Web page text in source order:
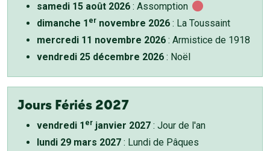
samedi 15 août 2026 : Assomption
dimanche 1 er novembre 2026 : La Toussaint
mercredi 11 novembre 2026 : Armistice de 1918
vendredi 25 décembre 2026 : Noël
Jours Fériés 2027
vendredi 1 er janvier 2027 : Jour de l'an
lundi 29 mars 2027 : Lundi de Pâques